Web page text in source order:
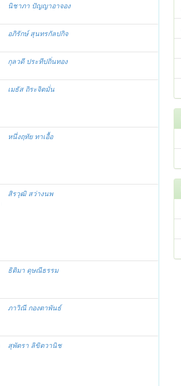
นิชาภา ปัญญาอาจอง
อภิรักษ์ สุนทรกัลปกิจ
กุลวดี ประทีปถิ่นทอง
เมธัส ถิระจิตมั่น
หนึ่งฤทัย ทาเอื้อ
สิรวุฒิ สว่างนพ
ธิติมา ดุษณีธรรม
ภาวิณี กองตาพันธ์
สุพัตรา ลิขิตวานิช